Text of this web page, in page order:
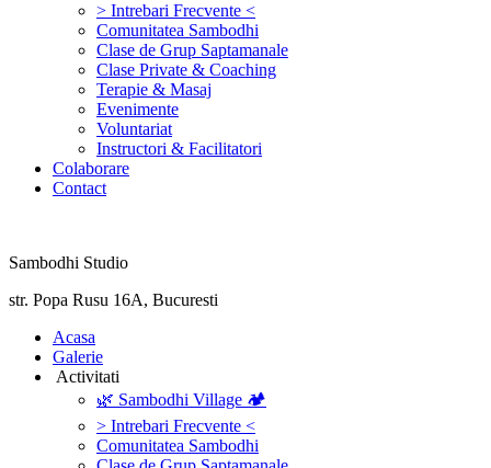
> Intrebari Frecvente <
Comunitatea Sambodhi
Clase de Grup Saptamanale
Clase Private & Coaching
Terapie & Masaj
‎Evenimente
Voluntariat
‏‏‎Instructori & Facilitatori
Colaborare
Contact
Sambodhi Studio
str. Popa Rusu 16A, Bucuresti
‎Acasa
Galerie
‎ ‎Activitati‎
🌿 Sambodhi Village 🏕️
> Intrebari Frecvente <
Comunitatea Sambodhi